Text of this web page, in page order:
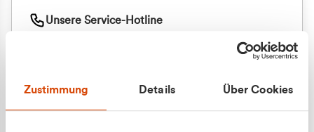
Zustimmung Details Über Cookies
Unsere Service-Hotline
+49 177 8376058